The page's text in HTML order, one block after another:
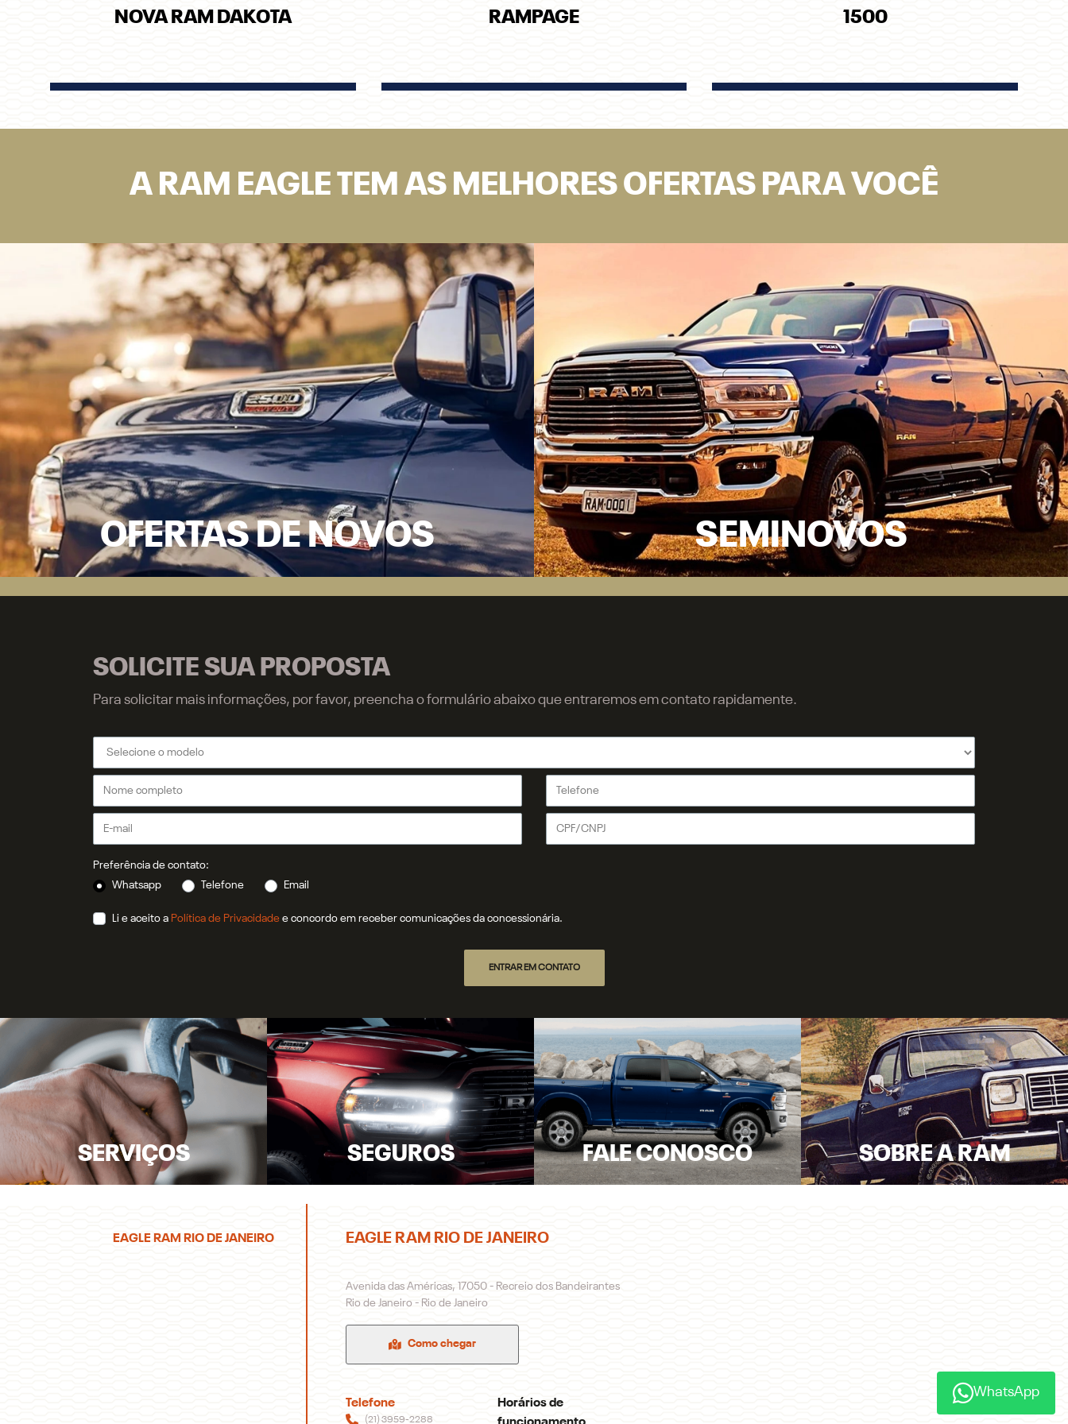
NOVA RAM DAKOTA RAMPAGE 1500
A RAM EAGLE TEM AS MELHORES OFERTAS PARA VOCÊ
OFERTAS DE NOVOS SEMINOVOS
SOLICITE SUA PROPOSTA
Para solicitar mais informações, por favor, preencha o formulário abaixo que entraremos em contato rapidamente.
Preferência de contato:
Whatsapp
Telefone Email
Li e aceito a Política de Privacidade e concordo em receber comunicações da concessionária.
ENTRAR EM CONTATO
SERVIÇOS SEGUROS FALE CONOSCO SOBRE A RAM
EAGLE RAM RIO DE JANEIRO EAGLE RAM RIO DE JANEIRO
Avenida das Américas, 17050 - Recreio dos Bandeirantes
Rio de Janeiro - Rio de Janeiro
Como chegar
Telefone
(21) 3959-2288
Horários de
WhatsApp